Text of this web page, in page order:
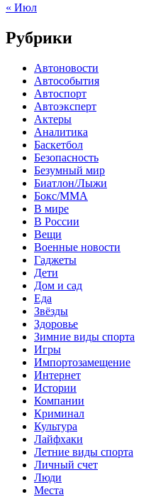
« Июл
Рубрики
Автоновости
Автособытия
Автоспорт
Автоэксперт
Актеры
Аналитика
Баскетбол
Безопасность
Безумный мир
Биатлон/Лыжи
Бокс/MMA
В мире
В России
Вещи
Военные новости
Гаджеты
Дети
Дом и сад
Еда
Звёзды
Здоровье
Зимние виды спорта
Игры
Импортозамещение
Интернет
Истории
Компании
Криминал
Культура
Лайфхаки
Летние виды спорта
Личный счет
Люди
Места